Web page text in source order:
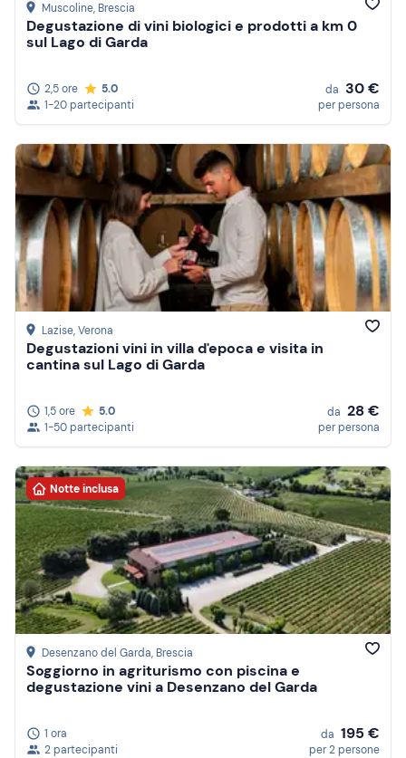
Muscoline, Brescia
Degustazione di vini biologici e prodotti a km 0
sul Lago di Garda
2,5 ore
5.0
1-20 partecipanti
da 30 €
per persona
Lazise, Verona
Degustazioni vini in villa d'epoca e visita in
cantina sul Lago di Garda
1,5 ore
5.0
1-50 partecipanti
da 28 €
per persona
Notte inclusa
Desenzano del Garda, Brescia
Soggiorno in agriturismo con piscina e
degustazione vini a Desenzano del Garda
1 ora
2 partecipanti
da 195 €
per 2 persone